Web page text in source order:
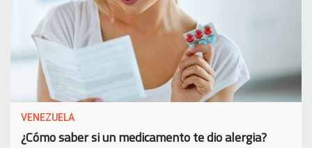
VENEZUELA
¿Cómo saber si un medicamento te dio alergia?